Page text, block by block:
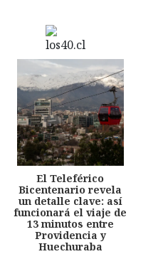
El Teleférico
Bicentenario revela
un detalle clave: así
funcionará el viaje de
13 minutos entre
Providencia y
Huechuraba